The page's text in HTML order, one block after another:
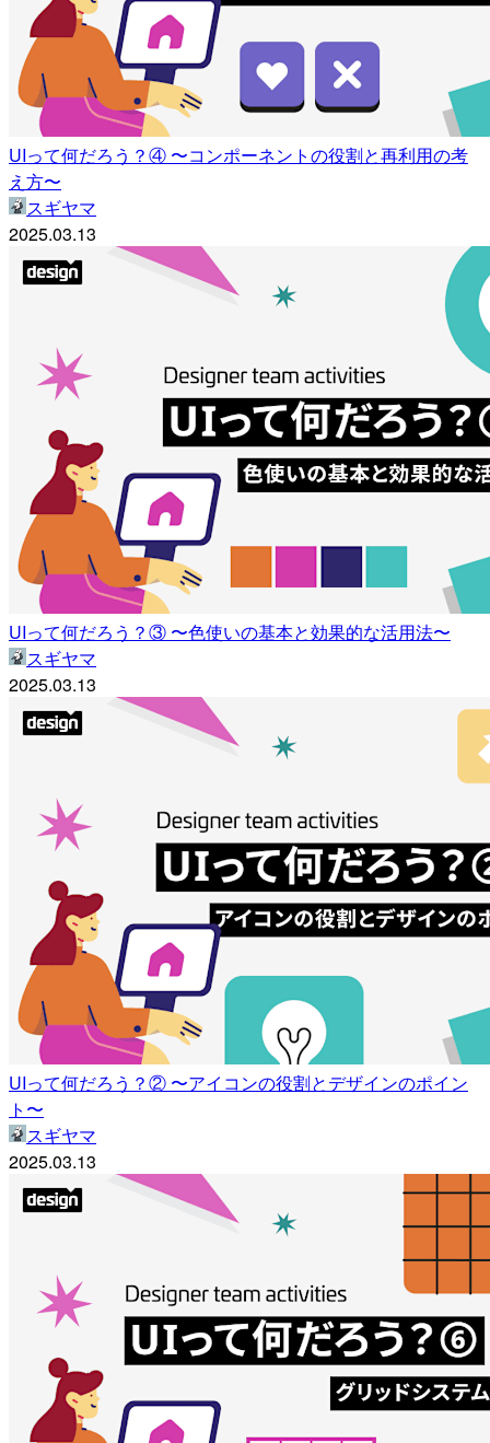
UIって何だろう？④ 〜コンポーネントの役割と再利用の考
え方〜
スギヤマ
2025.03.13
UIって何だろう？③ 〜色使いの基本と効果的な活用法〜
スギヤマ
2025.03.13
UIって何だろう？② 〜アイコンの役割とデザインのポイン
ト〜
スギヤマ
2025.03.13